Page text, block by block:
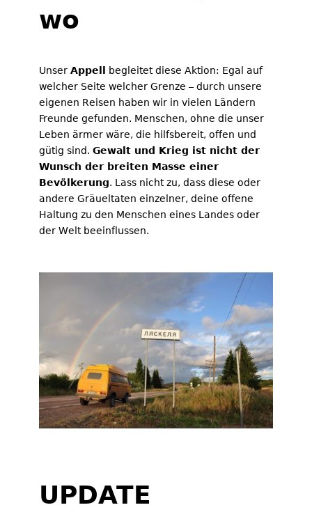
wo
Unser Appell
begleitet diese Aktion: Egal auf
welcher Seite welcher Grenze – durch unsere
eigenen Reisen haben wir in vielen Ländern
Freunde gefunden. Menschen, ohne die unser
Leben ärmer wäre, die hilfsbereit, offen und
gütig sind. Gewalt und Krieg ist nicht der
Wunsch der breiten Masse einer
Bevölkerung. Lass nicht zu, dass diese oder
andere Gräueltaten einzelner, deine offene
Haltung zu den Menschen eines Landes oder
der Welt beeinflussen.
UPDATE